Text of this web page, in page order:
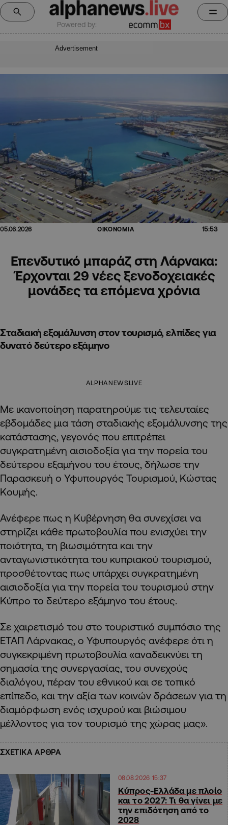
Powered by:
Advertisement
05.06.2026 ΟΙΚΟΝΟΜΙΑ 15:53
Επενδυτικό μπαράζ στη Λάρνακα:
Έρχονται 29 νέες ξενοδοχειακές
μονάδες τα επόμενα χρόνια
Σταδιακή εξομάλυνση στον τουρισμό, ελπίδες για
δυνατό δεύτερο εξάμηνο
ALPHANEWSLIVE
Με ικανοποίηση παρατηρούμε τις τελευταίες
εβδομάδες μια τάση σταδιακής εξομάλυνσης της
κατάστασης, γεγονός που επιτρέπει
συγκρατημένη αισιοδοξία για την πορεία του
δεύτερου εξαμήνου του έτους, δήλωσε την
Παρασκευή ο Υφυπουργός Τουρισμού, Κώστας
Κουμής.
Ανέφερε πως η Κυβέρνηση θα συνεχίσει να
στηρίζει κάθε πρωτοβουλία που ενισχύει την
ποιότητα, τη βιωσιμότητα και την
ανταγωνιστικότητα του κυπριακού τουρισμού,
προσθέτοντας πως υπάρχει συγκρατημένη
αισιοδοξία για την πορεία του τουρισμού στην
Κύπρο το δεύτερο εξάμηνο του έτους.
Σε χαιρετισμό του στο τουριστικό συμπόσιο της
ΕΤΑΠ Λάρνακας, ο Υφυπουργός ανέφερε ότι η
συγκεκριμένη πρωτοβουλία «αναδεικνύει τη
σημασία της συνεργασίας, του συνεχούς
διαλόγου, πέραν του εθνικού και σε τοπικό
επίπεδο, και την αξία των κοινών δράσεων για τη
διαμόρφωση ενός ισχυρού και βιώσιμου
μέλλοντος για τον τουρισμό της χώρας μας».
ΣΧΕΤΙΚΑ ΑΡΘΡΑ
08.08.2026 15:37
Κύπρος-Ελλάδα με πλοίο
και το 2027: Τι θα γίνει με
την επιδότηση από το
2028